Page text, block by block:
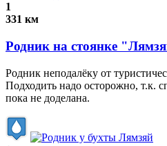
1
331 км
Родник на стоянке
Родник неподалёку от
Подходить надо осторожно, т.к.
пока не доделана.